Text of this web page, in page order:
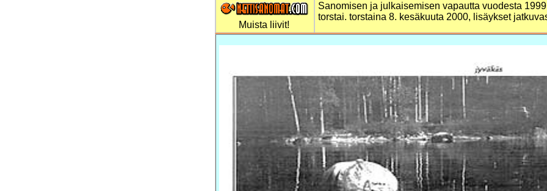
Muista liivit!
Sanomisen ja julkaisemisen vapautta vuodesta
torstai. torstaina 8. kesäkuuta 2000, lisäykset